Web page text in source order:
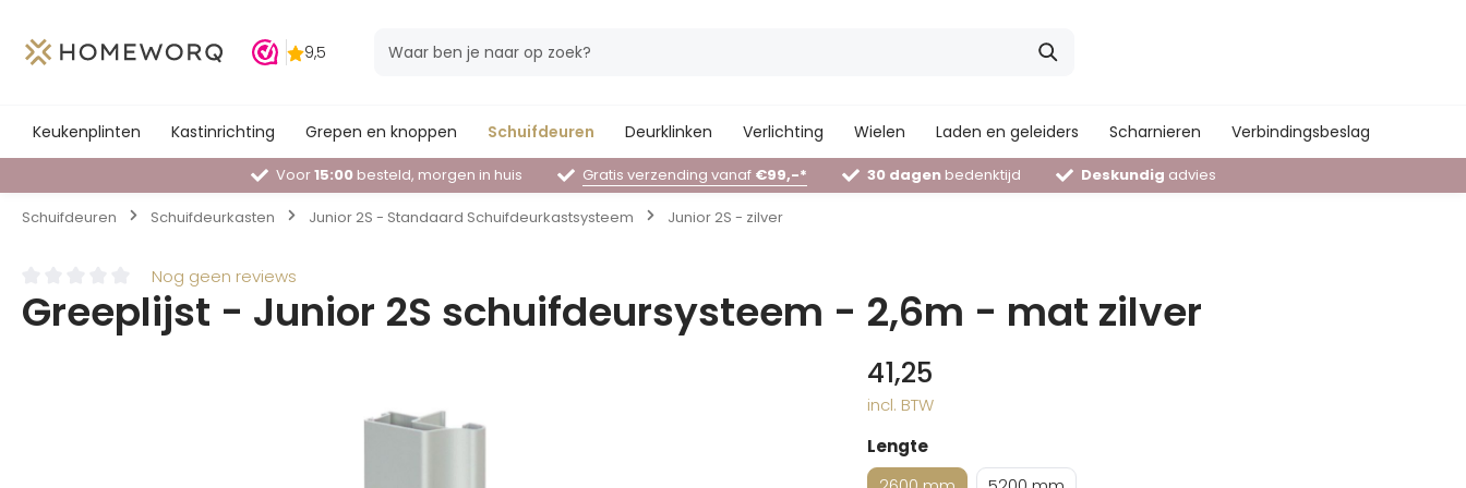
Keukenplinten Kastinrichting Grepen en knoppen Schuifdeuren Deurklinken Verlichting Wielen Laden en geleiders Scharnieren Verbindingsbeslag
Voor15:00besteld, morgen in huis Gratis verzending vanaf €99,-* 30 dagenbedenktijd Deskundig advies
Schuifdeuren Schuifdeurkasten Junior 2S - Standaard Schuifdeurkastsysteem Junior 2S - zilver
Nog geen reviews
Greeplijst - Junior 2S schuifdeursysteem - 2,6m - mat zilver
41,25
incl. BTW
Lengte